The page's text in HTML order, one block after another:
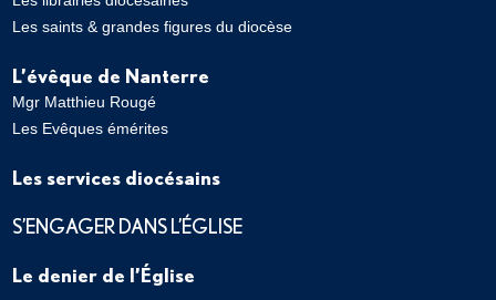
Les saints & grandes figures du diocèse
L’évêque de Nanterre
Mgr Matthieu Rougé
Les Evêques émérites
Les services diocésains
S’ENGAGER DANS L’ÉGLISE
Le denier de l’Église